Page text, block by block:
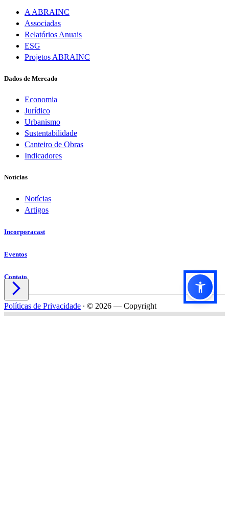
A ABRAINC
Associadas
Relatórios Anuais
ESG
Projetos ABRAINC
Dados de Mercado
Economia
Jurídico
Urbanismo
Sustentabilidade
Canteiro de Obras
Indicadores
Notícias
Notícias
Artigos
Incorporacast
Eventos
Contato

Políticas de Privacidade ∙ © 2026 — Copyright